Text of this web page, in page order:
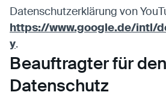
Datenschutzerklärung von
https://www.google.de/intl/
y.
Beauftragter für den
Datenschutz